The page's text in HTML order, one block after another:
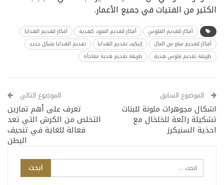
الكثير من الفتيات في جميع الأعمار.
أفكار لتقديم الفلوس أفكار لتقديم النقود كهدية
أفكار لتقديم الهدايا
أفكار لتقديم مبلغ من المال
إتيكيت تقديم الهدايا
تقديم الهدايا بشكل جديد
طريقة تقديم فلوس هدية
طريقة تقديم هدية مفاجأة
الموضوع السابق
اشكال مجوهرات ملونة للبنات
تشكيلة رائعة للخلخال مع
احذية السنيكرز
الموضوع التالي
تعرف على أهم تمارين
التخلص من الكرش التي تعد
فعالة للغاية في تنحيف
البطن